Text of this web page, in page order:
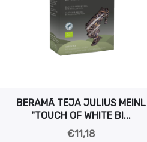
BERAMĀ TĒJA JULIUS MEINL
"TOUCH OF WHITE BI...
€11,18